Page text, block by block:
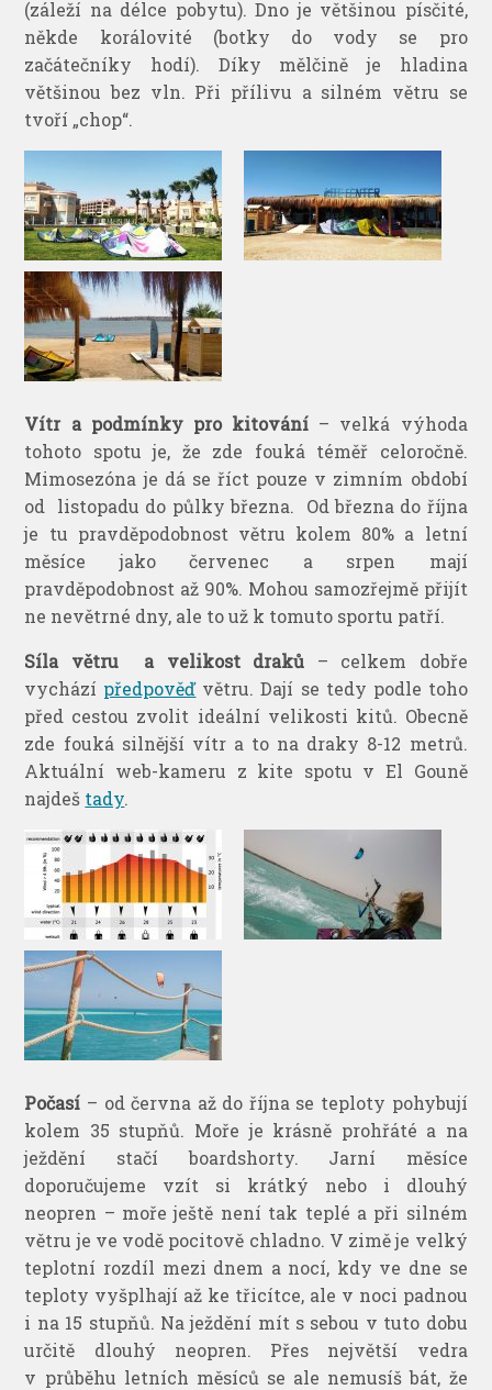
(záleží na délce pobytu). Dno je většinou písčité,
někde korálovité (botky do vody se pro
začátečníky hodí). Díky mělčině je hladina
většinou bez vln. Při přílivu a silném větru se
tvoří „chop“.
Vítr a podmínky pro kitování – velká výhoda
tohoto spotu je, že zde fouká téměř celoročně.
Mimosezóna je dá se říct pouze v zimním období
od listopadu do půlky března. Od března do října
je tu pravděpodobnost větru kolem 80% a letní
měsíce jako červenec a srpen mají
pravděpodobnost až 90%. Mohou samozřejmě přijít
ne nevětrné dny, ale to už k tomuto sportu patří.
Síla větru a velikost draků – celkem dobře
vychází předpověďvětru. Dají se tedy podle toho
před cestou zvolit ideální velikosti kitů. Obecně
zde fouká silnější vítr a to na draky 8-12 metrů.
Aktuální web-kameru z kite spotu v El Gouně
najdeš tady.
Počasí – od června až do října se teploty pohybují
kolem 35 stupňů. Moře je krásně prohřáté a na
ježdění stačí boardshorty. Jarní měsíce
doporučujeme vzít si krátký nebo i dlouhý
neopren – moře ještě není tak teplé a při silném
větru je ve vodě pocitově chladno. V zimě je velký
teplotní rozdíl mezi dnem a nocí, kdy ve dne se
teploty vyšplhají až ke třicítce, ale v noci padnou
i na 15 stupňů. Na ježdění mít s sebou v tuto dobu
určitě dlouhý neopren. Přes největší vedra
v průběhu letních měsíců se ale nemusíš bát, že